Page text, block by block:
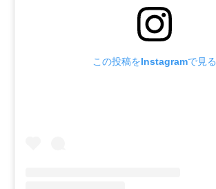
この投稿をInstagramで見る